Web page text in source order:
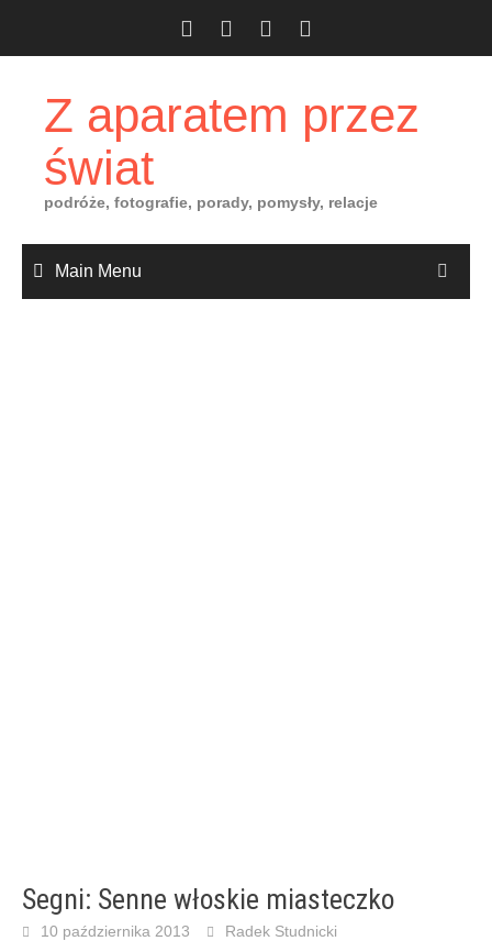
Z aparatem przez
świat
podróże, fotografie, porady, pomysły, relacje
Main Menu
Segni: Senne włoskie miasteczko
10 października 2013 Radek Studnicki